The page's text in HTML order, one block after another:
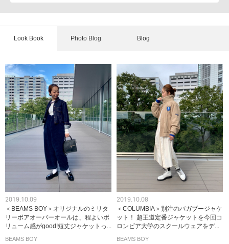
Look Book Photo Blog Blog
2019.10.09
＜BEAMS BOY＞オリジナルのミリタ
リーボアオーバーオールは、程よいボ
リューム感がgood!短丈ジャケットっ...
BEAMS BOY
2019.10.08
＜COLUMBIA＞別注のバガブージャケ
ット！ 超王道定番ジャケットを今回コ
ロンビア大学のスクールウェアをデ...
BEAMS BOY